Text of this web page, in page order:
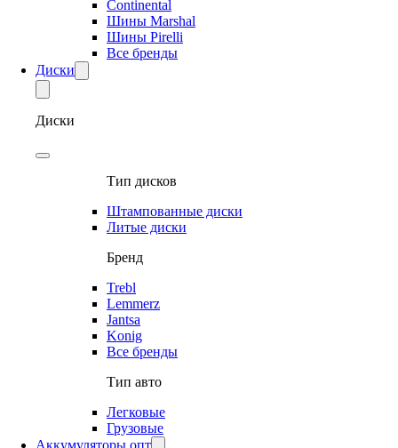
Continental
Шины Marshal
Шины Pirelli
Все бренды
Диски
Диски
Тип дисков
Штампованные диски
Литые диски
Бренд
Trebl
Lemmerz
Jantsa
Konig
Все бренды
Тип авто
Легковые
Грузовые
Аккумуляторы опт